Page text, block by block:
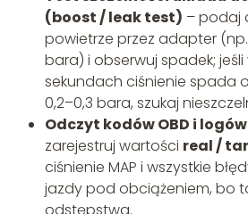
(boost / leak test) – podaj
powietrze przez adapter (np.
bara) i obserwuj spadek; jeśli
sekundach ciśnienie spada
0,2–0,3 bara, szukaj
Odczyt kodów OBD i
zarejestruj wartości real /
ciśnienie MAP i wszystkie
jazdy pod obciążeniem, bo